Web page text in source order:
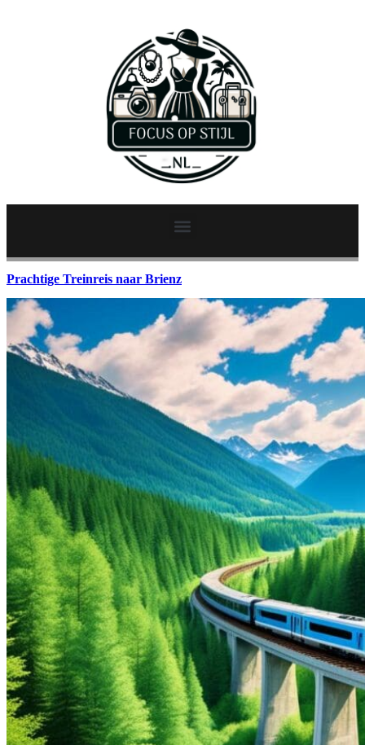
Prachtige Treinreis naar Brienz